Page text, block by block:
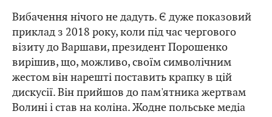
Вибачення нічого не дадуть. Є дуже показовий
приклад з 2018 року, коли під час чергового
візиту до Варшави, президент Порошенко
вирішив, що, можливо, своїм символічним
жестом він нарешті поставить крапку в цій
дискусії. Він прийшов до пам'ятника жертвам
Волині і став на коліна. Жодне польське медіа